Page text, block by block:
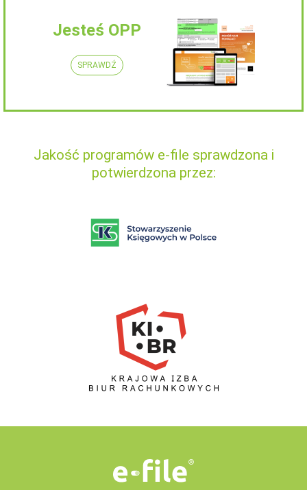
Jesteś OPP
SPRAWDŹ
Jakość programów e-file sprawdzona i
potwierdzona przez: